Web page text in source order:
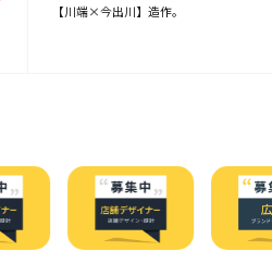
【川端×今出川】造作。